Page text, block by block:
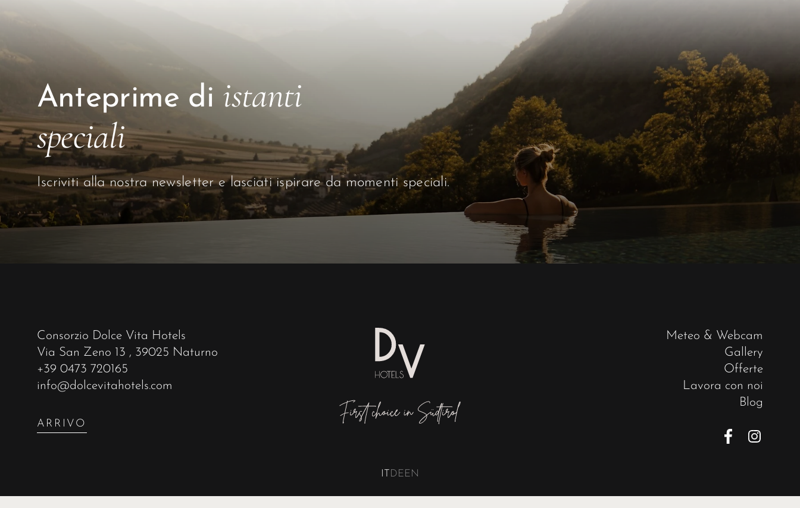
Anteprime di istanti
speciali
Iscriviti alla nostra newsletter e lasciati ispirare da momenti speciali.
Consorzio Dolce Vita Hotels
Via San Zeno 13 , 39025 Naturno
+39 0473 720165
info@dolcevitahotels.com
ARRIVO
DEEN
Meteo & Webcam
Gallery
Offerte
Lavora con noi
Blog